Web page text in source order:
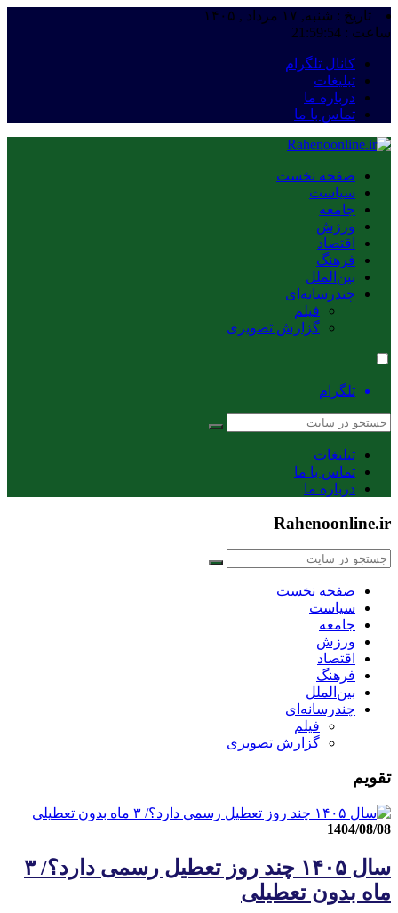
تاریخ : شنبه, ۱۷ مرداد , ۱۴۰۵
ساعت : 21:59:54
کانال تلگرام
تبلیغات
درباره ما
تماس با ما
صفحه نخست
سیاست
جامعه
ورزش
اقتصاد
فرهنگ
بین‌الملل
چندرسانه‌ای
فیلم
گزارش تصویری
تلگرام
تبلیغات
تماس با ما
درباره ما
Rahenoonline.ir
صفحه نخست
سیاست
جامعه
ورزش
اقتصاد
فرهنگ
بین‌الملل
چندرسانه‌ای
فیلم
گزارش تصویری
تقویم
1404/08/08
سال ۱۴۰۵ چند روز تعطیل رسمی دارد؟/ ۳
ماه بدون تعطیلی